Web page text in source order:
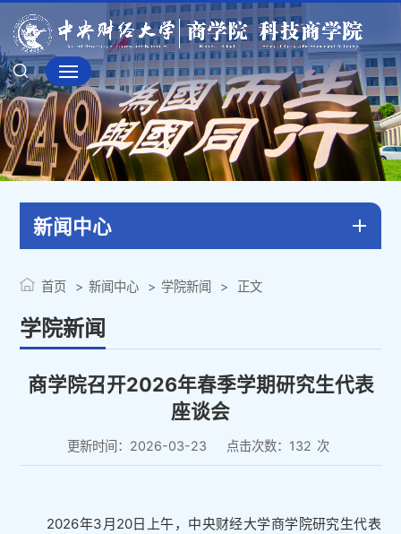
新闻中心
学院新闻
首页 新闻中心 学院新闻 正文
商学院召开2026年春季学期研究生代表
座谈会
更新时间：2026-03-23 点击次数： 132 次
2026年3月20日上午，中央财经大学商学院研究生代表